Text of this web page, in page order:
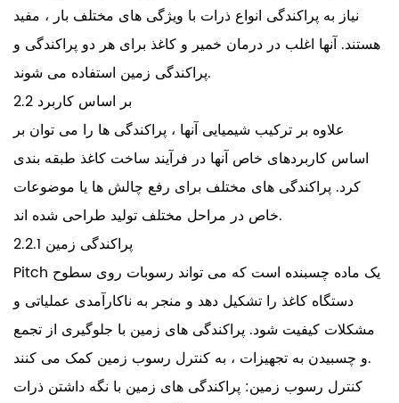
نیاز به پراکندگی انواع ذرات با ویژگی های مختلف بار ، مفید
هستند. آنها اغلب در درمان خمیر و کاغذ برای هر دو پراکندگی و
پراکندگی زمین استفاده می شوند.
2.2 بر اساس کاربرد
علاوه بر ترکیب شیمیایی آنها ، پراکندگی ها را می توان بر
اساس کاربردهای خاص آنها در فرآیند ساخت کاغذ طبقه بندی
کرد. پراکندگی های مختلف برای رفع چالش ها یا موضوعات
خاص در مراحل مختلف تولید طراحی شده اند.
2.2.1 پراکندگی زمین
Pitch یک ماده چسبنده است که می تواند رسوبات روی سطوح
دستگاه کاغذ را تشکیل دهد و منجر به ناکارآمدی عملیاتی و
مشکلات کیفیت شود. پراکندگی های زمین با جلوگیری از تجمع
و چسبیدن به تجهیزات ، به کنترل رسوب زمین کمک می کنند.
کنترل رسوب زمین: پراکندگی های زمین با نگه داشتن ذرات